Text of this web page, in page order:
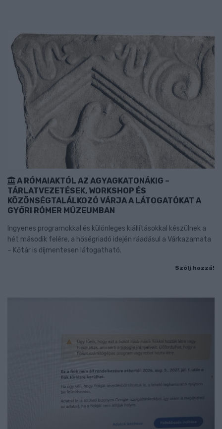
A RÓMAIAKTÓL AZ AGYAGKATONÁKIG –
TÁRLATVEZETÉSEK, WORKSHOP ÉS
KÖZÖNSÉGTALÁLKOZÓ VÁRJA A LÁTOGATÓKAT A
GYŐRI RÓMER MÚZEUMBAN
Ingyenes programokkal és különleges kiállításokkal készülnek a
hét második felére, a hőségriadó idején ráadásul a Várkazamata
– Kőtár is díjmentesen látogatható.
Szólj hozzá!